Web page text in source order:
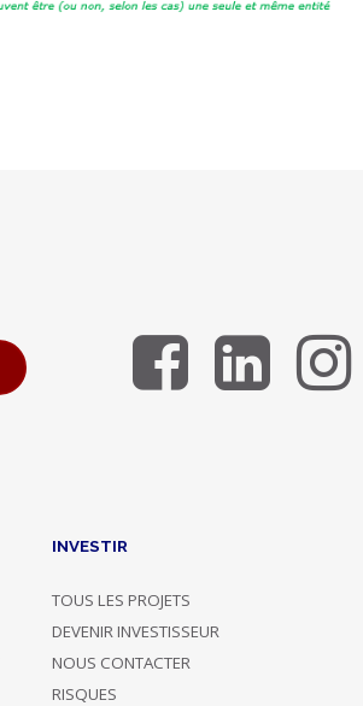
INVESTIR
TOUS LES PROJETS
DEVENIR INVESTISSEUR
NOUS CONTACTER
RISQUES